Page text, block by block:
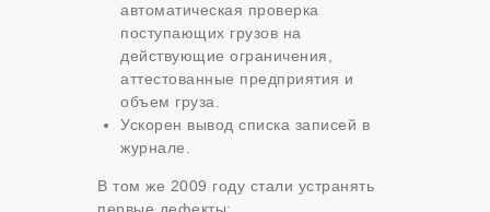
автоматическая проверка
поступающих грузов на
действующие ограничения,
аттестованные предприятия и
объем груза.
Ускорен вывод списка записей в
журнале.
В том же 2009 году стали устранять